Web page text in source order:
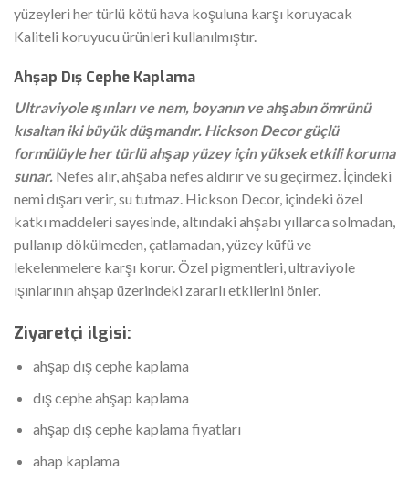
yüzeyleri her türlü kötü hava koşuluna karşı koruyacak
Kaliteli koruyucu ürünleri kullanılmıştır.
Ahşap Dış Cephe Kaplama
Ultraviyole ışınları ve nem, boyanın ve ahşabın ömrünü
kısaltan iki büyük düşmandır. Hickson Decor güçlü
formülüyle her türlü ahşap yüzey için yüksek etkili koruma
sunar. Nefes alır, ahşaba nefes aldırır ve su geçirmez. İçindeki
nemi dışarı verir, su tutmaz. Hickson Decor, içindeki özel
katkı maddeleri sayesinde, altındaki ahşabı yıllarca solmadan,
pullanıp dökülmeden, çatlamadan, yüzey küfü ve
lekelenmelere karşı korur. Özel pigmentleri, ultraviyole
ışınlarının ahşap üzerindeki zararlı etkilerini önler.
Ziyaretçi ilgisi:
ahşap dış cephe kaplama
dış cephe ahşap kaplama
ahşap dış cephe kaplama fiyatları
ahap kaplama